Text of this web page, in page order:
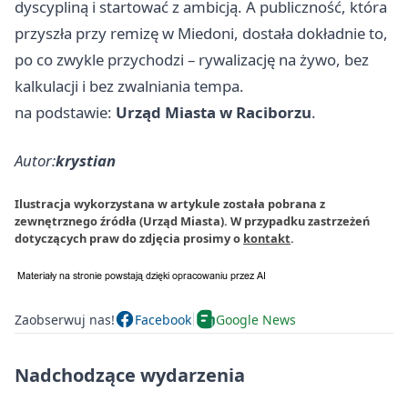
dyscypliną i startować z ambicją. A publiczność, która
przyszła przy remizę w Miedoni, dostała dokładnie to,
po co zwykle przychodzi – rywalizację na żywo, bez
kalkulacji i bez zwalniania tempa.
na podstawie: Urząd Miasta w Raciborzu.
Autor:krystian
Ilustracja wykorzystana w artykule została pobrana z
zewnętrznego źródła (Urząd Miasta). W przypadku zastrzeżeń
dotyczących praw do zdjęcia prosimy o kontakt.
Zaobserwuj nas! Facebook Google News
Nadchodzące wydarzenia